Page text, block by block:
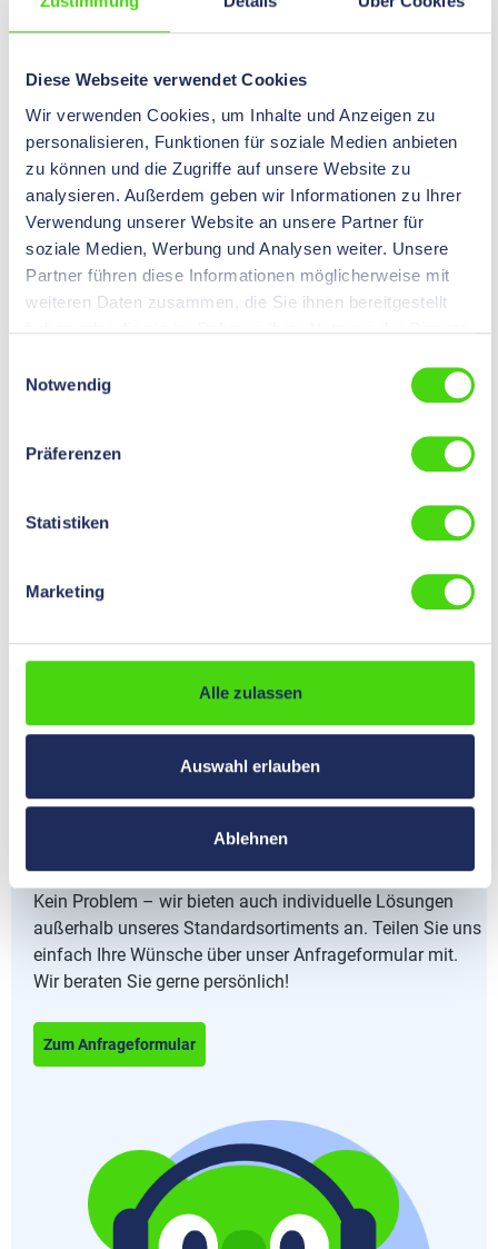
Diese Webseite verwendet Cookies
Wir verwenden Cookies, um Inhalte und Anzeigen zu
personalisieren, Funktionen für soziale Medien anbieten
zu können und die Zugriffe auf unsere Website zu
analysieren. Außerdem geben wir Informationen zu Ihrer
Verwendung unserer Website an unsere Partner für
soziale Medien, Werbung und Analysen weiter. Unsere
Partner führen diese Informationen möglicherweise mit
weiteren Daten zusammen, die Sie ihnen bereitgestellt
Notwendig
Präferenzen
Statistiken
Marketing
Alle zulassen
Auswahl erlauben
Ablehnen
Kombinationsartikel
12510
12530
12516
Schutzhaube für Gesenke 12515 + 12517
0,00 €*
Inhalt: 1 St
Preise nachLoginsichtbar.
12526
12519
Nicht das Passende gefunden?
Kein Problem – wir bieten auch individuelle Lösungen
außerhalb unseres Standardsortiments an. Teilen Sie uns
einfach Ihre Wünsche über unser Anfrageformular mit.
Wir beraten Sie gerne persönlich!
Zum Anfrageformular